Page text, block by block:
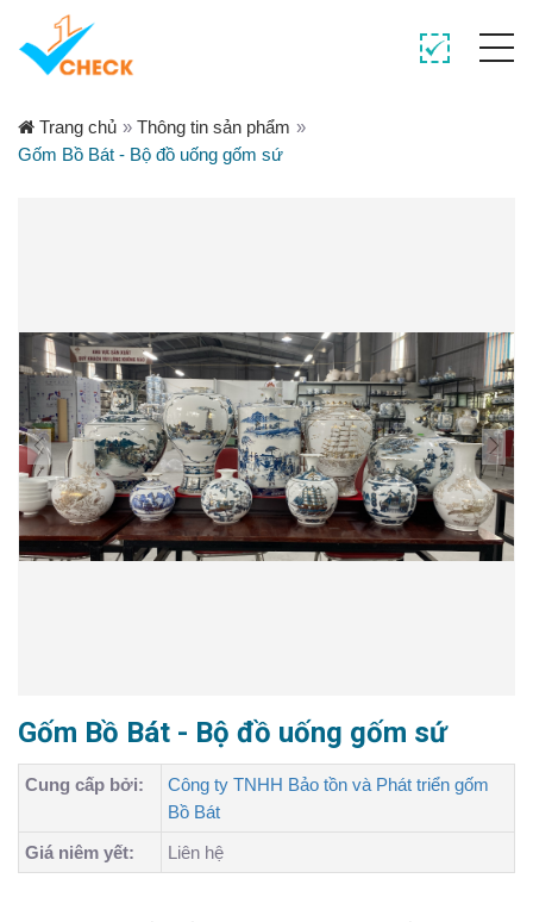
Trang chủ » Thông tin sản phẩm »
Gốm Bồ Bát - Bộ đồ uống gốm sứ
Gốm Bồ Bát - Bộ đồ uống gốm sứ
Cung cấp bởi:
Công ty TNHH Bảo tồn và Phát triển gốm
Bồ Bát
Giá niêm yết:
Liên hệ